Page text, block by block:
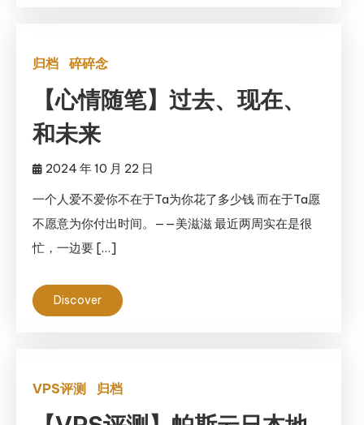
归档 碎碎念
【心情随笔】过去、现在、
和未来
2024 年 10 月 22 日
一个人爱不爱你不在于Ta为你花了多少钱 而在于Ta愿
不愿意为你付出时间。——美滋滋 最近两周实在是很
忙，一边要 […]
Discover
VPS评测 归档